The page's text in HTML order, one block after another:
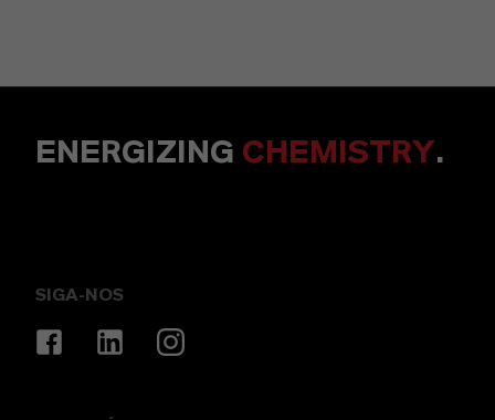
ENERGIZING CHEMISTRY.
SIGA-NOS